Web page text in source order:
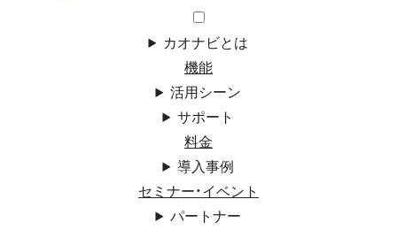
カオナビとは
機能
活用シーン
サポート
料金
導入事例
セミナー・イベント
パートナー